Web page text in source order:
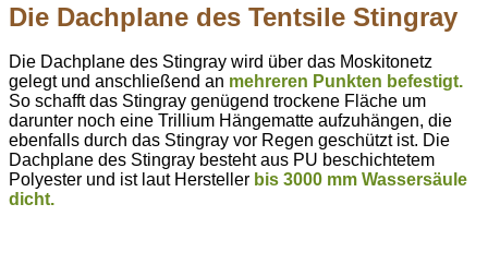
Die Dachplane des Tentsile Stingray
Die Dachplane des Stingray wird über das Moskitonetz
gelegt und anschließend an mehreren Punkten befestigt.
So schafft das Stingray genügend trockene Fläche um
darunter noch eine Trillium Hängematte aufzuhängen, die
ebenfalls durch das Stingray vor Regen geschützt ist. Die
Dachplane des Stingray besteht aus PU beschichtetem
Polyester und ist laut Hersteller bis 3000 mm Wassersäule
dicht.